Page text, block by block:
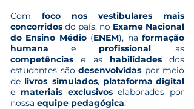
Com foco nos vestibulares mais
concorridos do país, no Exame Nacional
do Ensino Médio(ENEM), naformação
humana e profissional, as
competências e as habilidadesdos
estudantes são desenvolvidas por meio
de livros, simulados, plataforma digital
e materiais exclusivoselaborados por
nossa equipe pedagógica.